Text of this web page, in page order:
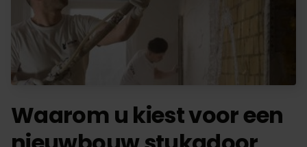
Waarom u kiest voor een